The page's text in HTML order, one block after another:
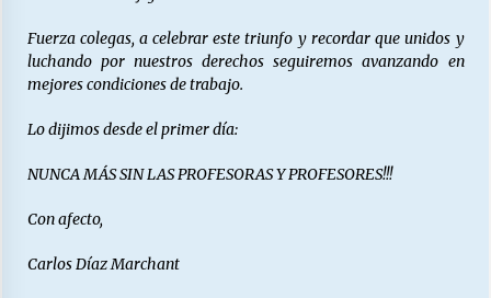
Fuerza colegas, a celebrar este triunfo y recordar que unidos y
luchando por nuestros derechos seguiremos avanzando en
mejores condiciones de trabajo.
Lo dijimos desde el primer día:
NUNCA MÁS SIN LAS PROFESORAS Y PROFESORES!!!
Con afecto,
Carlos Díaz Marchant